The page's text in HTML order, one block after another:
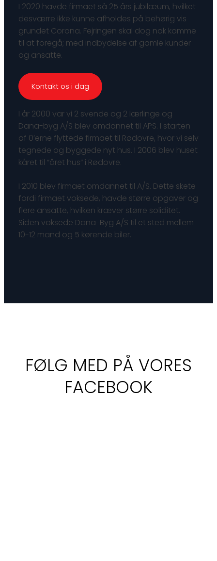
I år 2000 var vi 2 svende og 2 lærlinge og
Dana-byg A/S blev omdannet til APS. I starten
af 0’erne flyttede firmaet til Rødovre, hvor vi selv
tegnede og byggede nyt hus. I 2006 blev huset
kåret til ”året hus” i Rødovre.​
I 2010 blev firmaet omdannet til A/S. Dette skete
fordi firmaet voksede, havde større opgaver og
flere ansatte, hvilken kræver større soliditet.
Siden voksede Dana-Byg A/S til et sted mellem
10-12 mand og 5 kørende biler.
I 2020 havde firmaet så 25 års jubilæum, hvilket
desværre ikke kunne afholdes på behørig vis
grundet Corona. Fejringen skal dog nok komme
til at foregå; med indbydelse af gamle kunder
og ansatte.
Kontakt os i dag
FØLG MED PÅ VORES
FACEBOOK